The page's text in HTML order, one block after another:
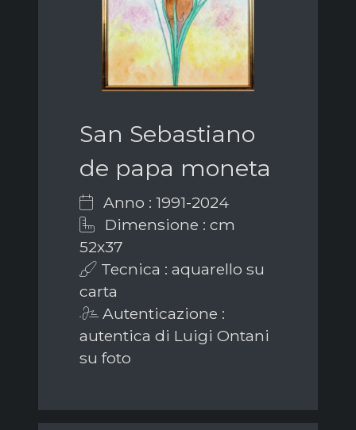
San Sebastiano
de papa moneta
Anno : 1991-2024
Dimensione : cm
52x37
Tecnica : aquarello su
carta
Autenticazione :
autentica di Luigi Ontani
su foto